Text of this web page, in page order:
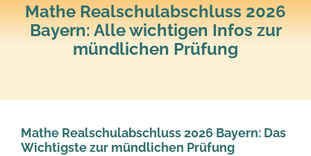
Anmeldung und Ablauf
Unsere Mission
Lern-Material
Lerntipps
Mathe Realschulabschluss 2026
Bayern: Alle wichtigen Infos zur
mündlichen Prüfung
Mathe Realschulabschluss 2026 Bayern: Das
Wichtigste zur mündlichen Prüfung